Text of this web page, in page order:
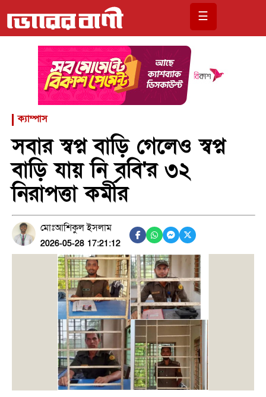
☰
ক্যাম্পাস
সবার স্বপ্ন বাড়ি গেলেও স্বপ্ন
বাড়ি যায় নি ববি'র ৩২
নিরাপত্তা কর্মীর
মোঃআশিকুল ইসলাম
2026-05-28 17:21:12